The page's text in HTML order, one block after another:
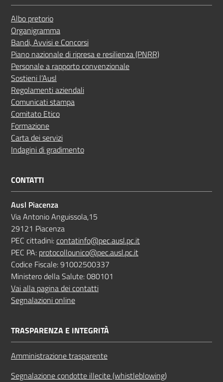
Albo pretorio
Organigramma
Bandi, Avvisi e Concorsi
Piano nazionale di ripresa e resilienza (PNRR)
Personale a rapporto convenzionale
Sostieni l’Ausl
Regolamenti aziendali
Comunicati stampa
Comitato Etico
Formazione
Carta dei servizi
Indagini di gradimento
CONTATTI
Ausl Piacenza
Via Antonio Anguissola,15
29121 Piacenza
PEC cittadini:contatinfo@pec.ausl.pc.it
PEC PA: protocollounico@pec.ausl.pc.it
Codice Fiscale: 91002500337
Ministero della Salute: 080101
Vai alla pagina dei contatti
Segnalazioni online
TRASPARENZA E INTEGRITÀ
Amministrazione trasparente
Segnalazione condotte illecite (whistleblowing)